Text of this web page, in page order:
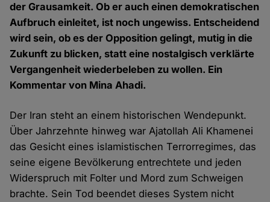
der Grausamkeit. Ob er auch einen demokratischen
Aufbruch einleitet, ist noch ungewiss. Entscheidend
wird sein, ob es der Opposition gelingt, mutig in die
Zukunft zu blicken, statt eine nostalgisch verklärte
Vergangenheit wiederbeleben zu wollen. Ein
Kommentar von Mina Ahadi.
Der Iran steht an einem historischen Wendepunkt.
Über Jahrzehnte hinweg war Ajatollah Ali Khamenei
das Gesicht eines islamistischen Terrorregimes, das
seine eigene Bevölkerung entrechtete und jeden
Widerspruch mit Folter und Mord zum Schweigen
brachte. Sein Tod beendet dieses System nicht